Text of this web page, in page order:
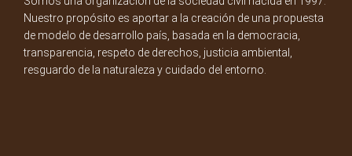
Nuestro propósito es aportar a la creación de una propuesta
de modelo de desarrollo país, basada en la democracia,
transparencia, respeto de derechos, justicia ambiental,
resguardo de la naturaleza y cuidado del entorno.